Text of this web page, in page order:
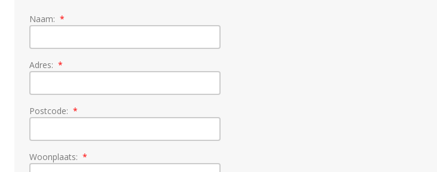
Naam:
Adres:
Postcode:
Woonplaats: